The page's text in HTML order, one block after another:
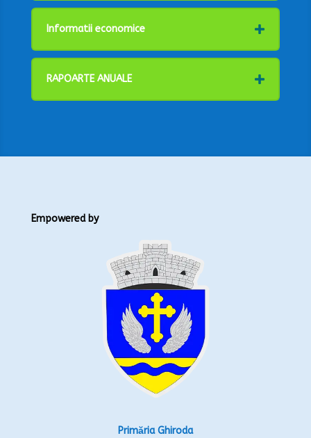
Informatii economice
RAPOARTE ANUALE
Empowered by
Primăria Ghiroda